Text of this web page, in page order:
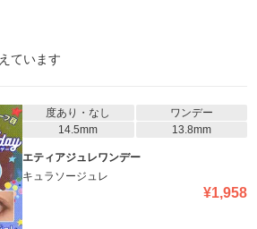
ています
度あり・なし
ワンデー
14.5mm
13.8mm
エティアジュレワンデー
キュラソージュレ
¥1,958